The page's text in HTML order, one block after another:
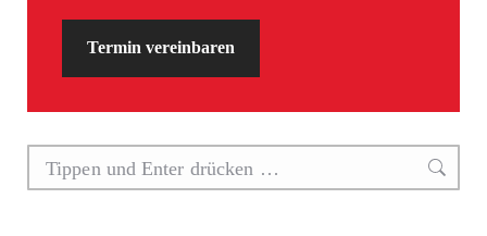
Termin vereinbaren
Search: